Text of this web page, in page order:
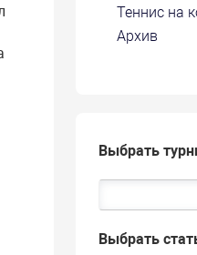
Теннис на
Архив
Выбрать
Выбрать